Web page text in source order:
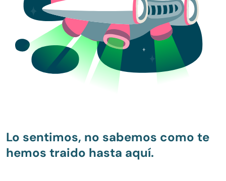
Lo sentimos, no sabemos como te
hemos traido hasta aquí.